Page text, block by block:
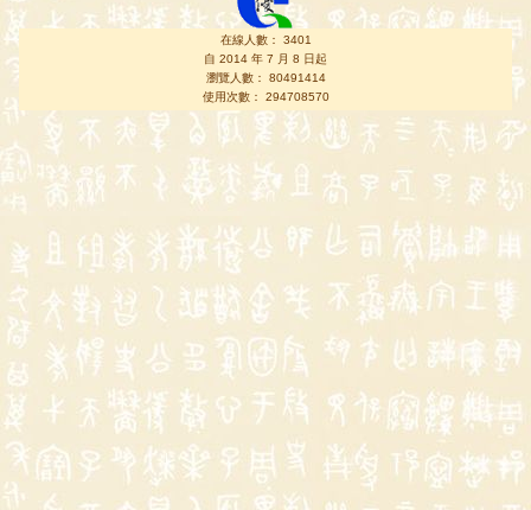
在線人數： 3401
自 2014 年 7 月 8 日起
瀏覽人數： 80491414
使用次數： 294708570